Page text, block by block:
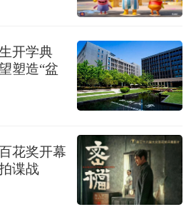
开学典
塑造“盆
花奖开幕
谍战